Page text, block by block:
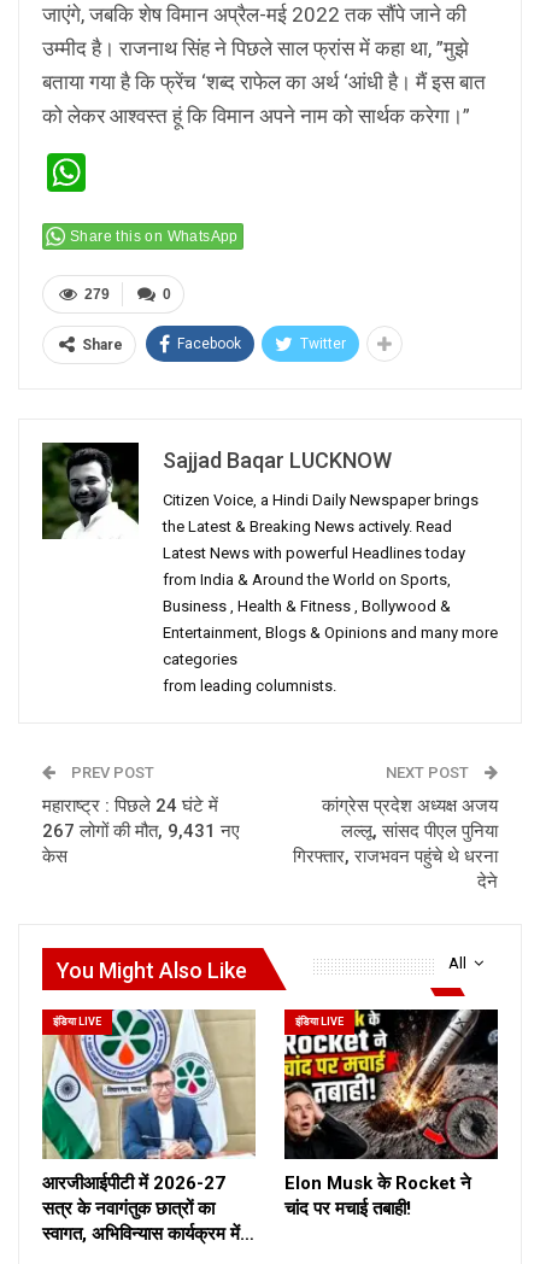
जाएंगे, जबकि शेष विमान अप्रैल-मई 2022 तक सौंपे जाने की
उम्मीद है। राजनाथ सिंह ने पिछले साल फ्रांस में कहा था, ”मुझे
बताया गया है कि फ्रेंच ‘शब्द राफेल का अर्थ ‘आंधी है। मैं इस बात
को लेकर आश्वस्त हूं कि विमान अपने नाम को सार्थक करेगा।”
Share this on WhatsApp
0
279
Share Facebook Twitter
Sajjad Baqar LUCKNOW
Citizen Voice, a Hindi Daily Newspaper brings
the Latest & Breaking News actively. Read
Latest News with powerful Headlines today
from India & Around the World on Sports,
Business , Health & Fitness , Bollywood &
Entertainment, Blogs & Opinions and many more
categories
from leading columnists.
PREV POST
महाराष्ट्र : पिछले 24 घंटे में
267 लोगों की मौत, 9,431 नए
केस
NEXT POST
कांग्रेस प्रदेश अध्यक्ष अजय
लल्लू, सांसद पीएल पुनिया
गिरफ्तार, राजभवन पहुंचे थे धरना
देने
All
You Might Also Like
इंडिया LIVE
आरजीआईपीटी में 2026-27
सत्र के नवागंतुक छात्रों का
स्वागत, अभिविन्यास कार्यक्रम में…
इंडिया LIVE
Elon Musk के Rocket ने
चांद पर मचाई तबाही!